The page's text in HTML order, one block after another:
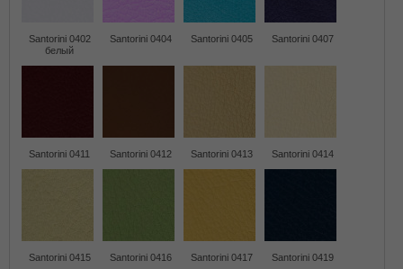
Santorini 0402
белый
Santorini 0404 Santorini 0405 Santorini 0407
Santorini 0411 Santorini 0412 Santorini 0413 Santorini 0414
Santorini 0415 Santorini 0416 Santorini 0417 Santorini 0419